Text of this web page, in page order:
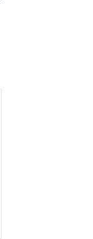
企業級 AI 客服
管理